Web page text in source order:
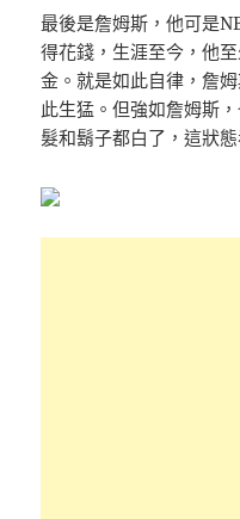
最後是詹姆斯，他可是
得花錢，生涯至今，他
金。就是如此自律，詹
此生猛。但強如詹姆斯
髮和鬍子都白了，這狀